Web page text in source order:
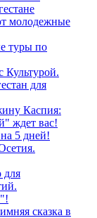
молодежные
туры по
Культурой.
для
Каспия:
ждет вас!
5 дней!
для
сказка в